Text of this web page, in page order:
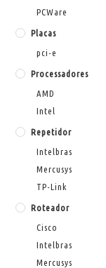
PCWare
Placas
pci-e
Processadores
AMD
Intel
Repetidor
Intelbras
Mercusys
TP-Link
Roteador
Cisco
Intelbras
Mercusys